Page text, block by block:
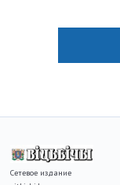
Сетевое издание